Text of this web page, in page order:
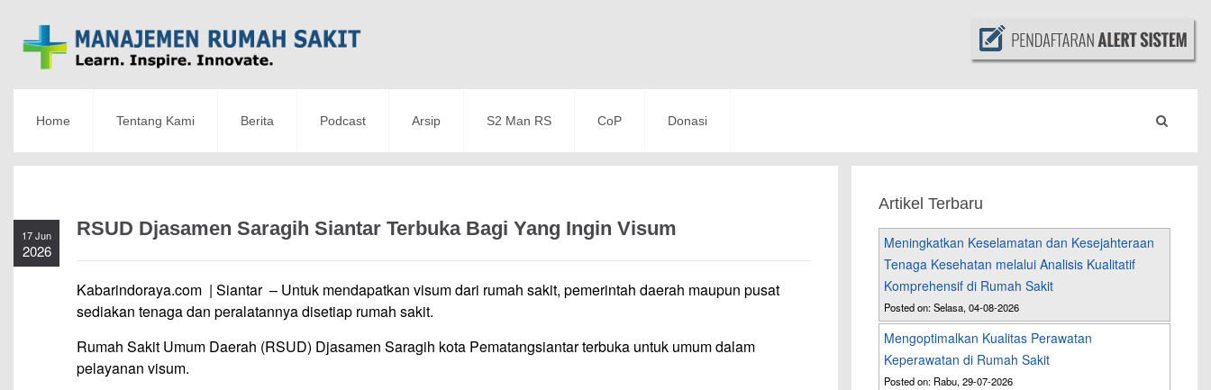
Home Tentang Kami Berita Podcast Arsip S2 Man RS CoP Donasi
17 Jun
2026
RSUD Djasamen Saragih Siantar Terbuka Bagi Yang Ingin Visum
Kabarindoraya.com | Siantar – Untuk mendapatkan visum dari rumah sakit, pemerintah daerah maupun pusat
sediakan tenaga dan peralatannya disetiap rumah sakit.
Rumah Sakit Umum Daerah (RSUD) Djasamen Saragih kota Pematangsiantar terbuka untuk umum dalam
pelayanan visum.
Artikel Terbaru
Meningkatkan Keselamatan dan Kesejahteraan
Tenaga Kesehatan melalui Analisis Kualitatif
Komprehensif di Rumah Sakit
Posted on: Selasa, 04-08-2026
Mengoptimalkan Kualitas Perawatan
Keperawatan di Rumah Sakit
Posted on: Rabu, 29-07-2026